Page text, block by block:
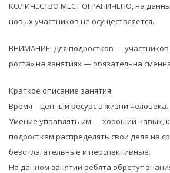
КОЛИЧЕСТВО МЕСТ ОГРАНИЧЕНО, на
новых участников не осуществляется.
ВНИМАНИЕ! Для подростков —
роста» на занятиях — обязательна
Краткое описание занятия:
Время – ценный ресурс в жизни человека.
Умение управлять им — хороший навык,
подросткам распределять свои дела на
безотлагательные и перспективные.
На данном занятии ребята обретут